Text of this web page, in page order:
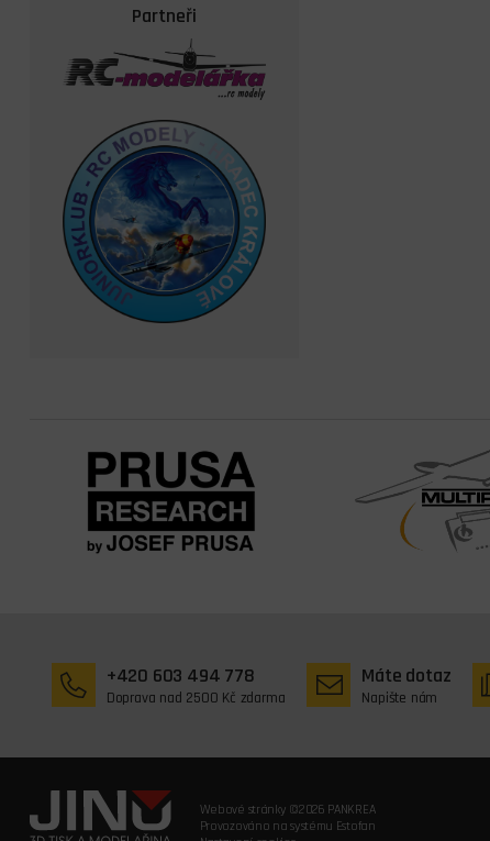
Partneři
+420 603 494 778
Doprava nad 2500 Kč zdarma
Máte dotaz
Napište nám
Webové stránky ©2026 PANKREA
Provozováno na systému Estofan